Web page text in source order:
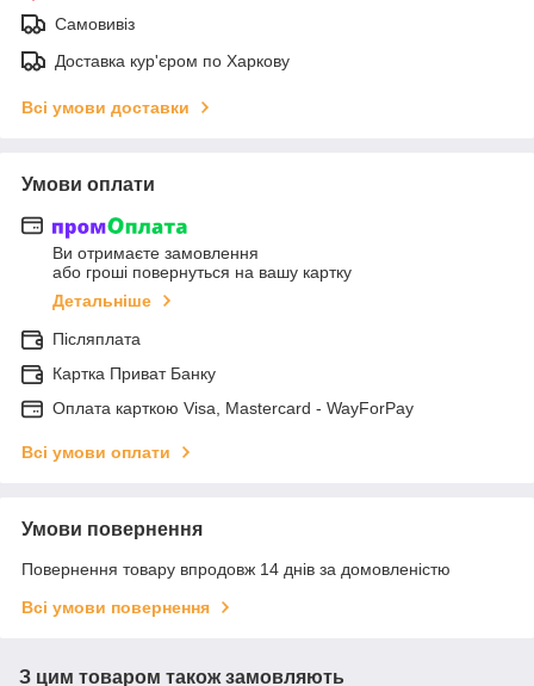
Самовивіз
Доставка кур'єром по Харкову
Всі умови доставки
Умови оплати
Ви отримаєте замовлення
або гроші повернуться на вашу картку
Детальніше
Післяплата
Картка Приват Банку
Оплата карткою Visa, Mastercard - WayForPay
Всі умови оплати
Умови повернення
Повернення товару впродовж 14 днів за домовленістю
Всі умови повернення
З цим товаром також замовляють